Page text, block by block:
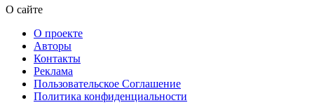
О сайте
О проекте
Авторы
Контакты
Реклама
Пользовательское Соглашение
Политика конфиденциальности